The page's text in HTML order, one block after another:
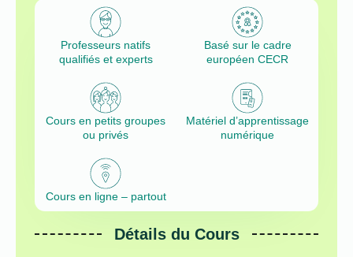
Professeurs natifs
qualifiés et experts
Basé sur le cadre
européen CECR
Cours en petits groupes
ou privés
Matériel d’apprentissage
numérique
Cours en ligne – partout
Détails du Cours